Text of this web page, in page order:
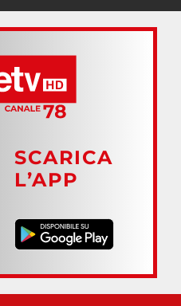
SCARICA
L’APP